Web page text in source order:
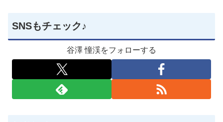
SNSもチェック♪
谷澤 憧渓をフォローする